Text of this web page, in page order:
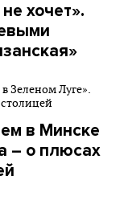
хочет».
в Минске
– о плюсах